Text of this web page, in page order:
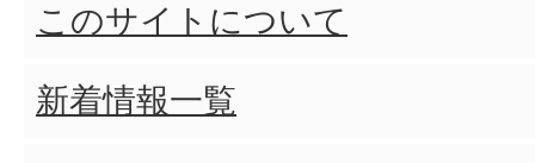
このサイトについて
新着情報一覧